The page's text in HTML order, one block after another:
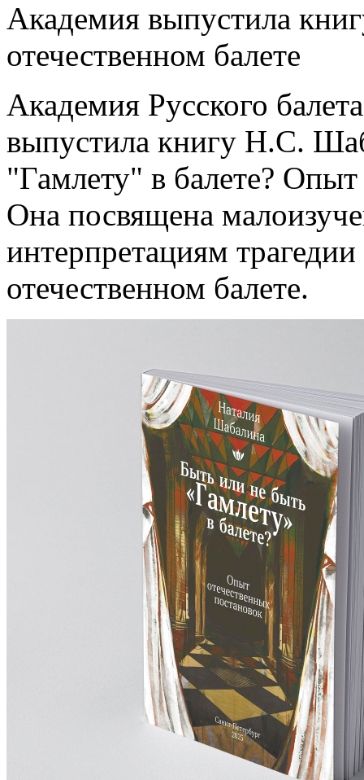
Академия выпустила
отечественном балете
Академия Русского
выпустила книгу Н.С.
"Гамлету" в балете?
Она посвящена
интерпретациям
отечественном балете.